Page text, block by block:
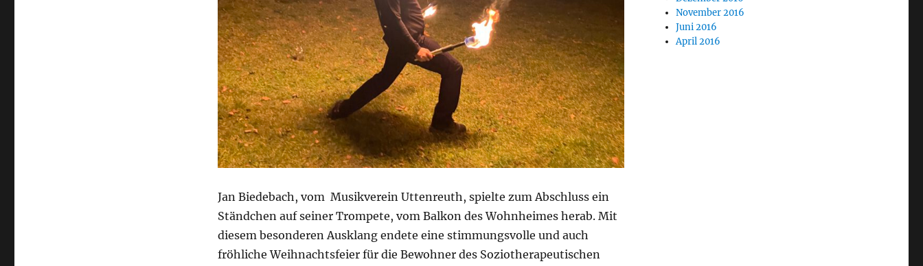
Jan Biedebach, vom Musikverein Uttenreuth, spielte zum Abschluss ein
Ständchen auf seiner Trompete, vom Balkon des Wohnheimes herab. Mit
diesem besonderen Ausklang endete eine stimmungsvolle und auch
fröhliche Weihnachtsfeier für die Bewohner des Soziotherapeutischen
November 2016
Juni 2016
April 2016